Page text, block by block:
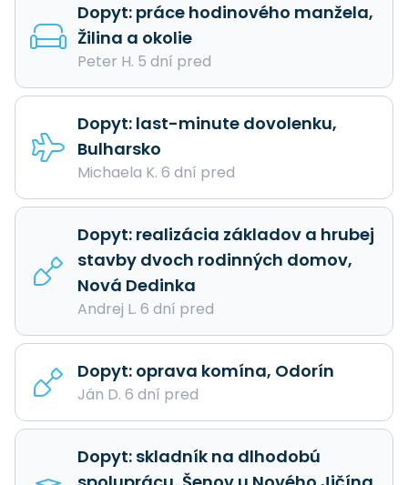
Dopyt: práce hodinového manžela,
Žilina a okolie
Peter H. 5 dní pred
Dopyt: last-minute dovolenku,
Bulharsko
Michaela K. 6 dní pred
Dopyt: realizácia základov a hrubej
stavby dvoch rodinných domov,
Nová Dedinka
Andrej L. 6 dní pred
Dopyt: oprava komína, Odorín
Ján D. 6 dní pred
Dopyt: skladník na dlhodobú